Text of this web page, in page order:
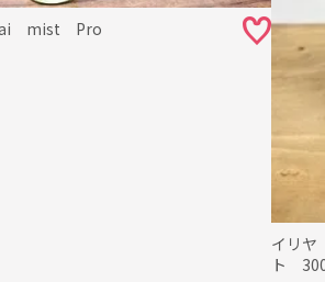
mist Pro
イリ
ト